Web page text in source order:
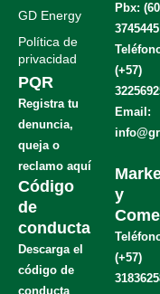
GD Energy
Política de
privacidad
PQR
Registra tu
denuncia,
queja o
reclamo aquí
Código
de
conducta
Descarga el
código de
conducta
Pbx:
3745445
(+57)
Email:
y
(+57)